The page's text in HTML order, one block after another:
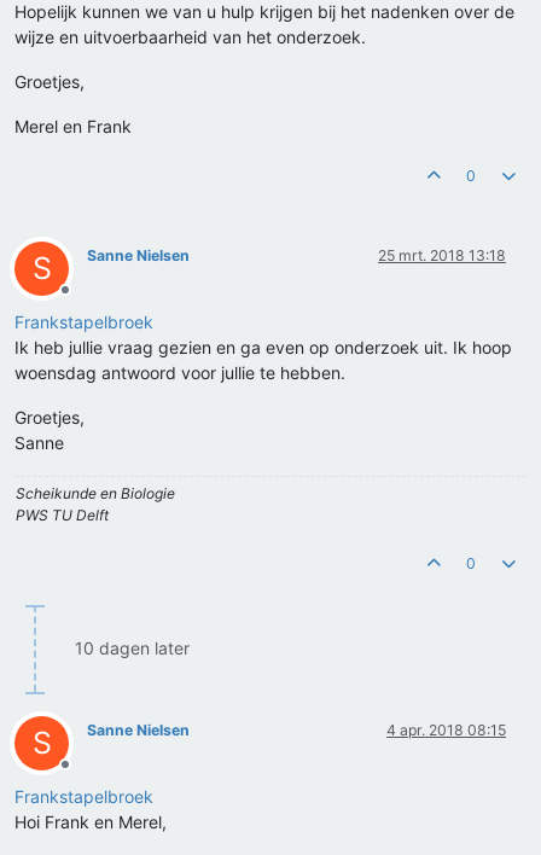
Hopelijk kunnen we van u hulp krijgen bij het nadenken over de
wijze en uitvoerbaarheid van het onderzoek.
Groetjes,
Merel en Frank
0
S
Offline
Sanne Nielsen 25 mrt. 2018 13:18
Frankstapelbroek
Ik heb jullie vraag gezien en ga even op onderzoek uit. Ik hoop
woensdag antwoord voor jullie te hebben.
Groetjes,
Sanne
Scheikunde en Biologie
PWS TU Delft
0
10 dagen later
S
Offline
Sanne Nielsen 4 apr. 2018 08:15
Frankstapelbroek
Hoi Frank en Merel,